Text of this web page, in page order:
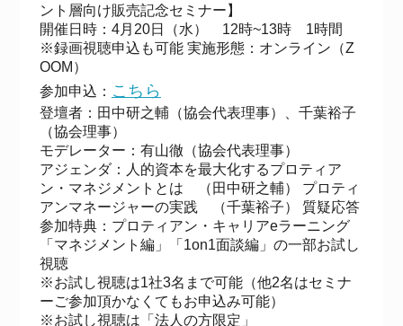
ント層向け販売記念セミナー】
開催日時：4月20日（水） 12時~13時 1時間
※録画視聴申込も可能 実施形態：オンライン（Z
OOM）
参加申込： こちら
登壇者：田中研之輔（協会代表理事）、千葉裕子
（協会理事）
モデレーター：有山徹（協会代表理事）
アジェンダ：人的資本を最大化するプロティア
ン・マネジメントとは （田中研之輔） プロティ
アンマネージャーの実践 （千葉裕子） 質疑応答
参加特典：プロティアン・キャリアeラーニング
「マネジメント編」「1on1面談編」の一部お試し
視聴
※お試し視聴は1社3名まで可能（他2名はセミナ
ーご参加頂かなくてもお申込み可能）
※お試し視聴は「法人の方限定」